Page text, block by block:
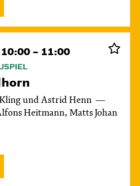
– 11:00
und Astrid Henn
Heitmann, Matts Johan